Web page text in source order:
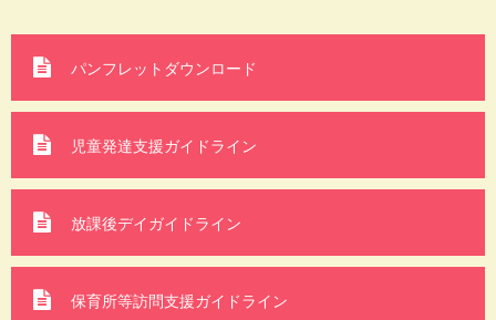
パンフレットダウンロード
児童発達支援ガイドライン
放課後デイガイドライン
保育所等訪問支援ガイドライン